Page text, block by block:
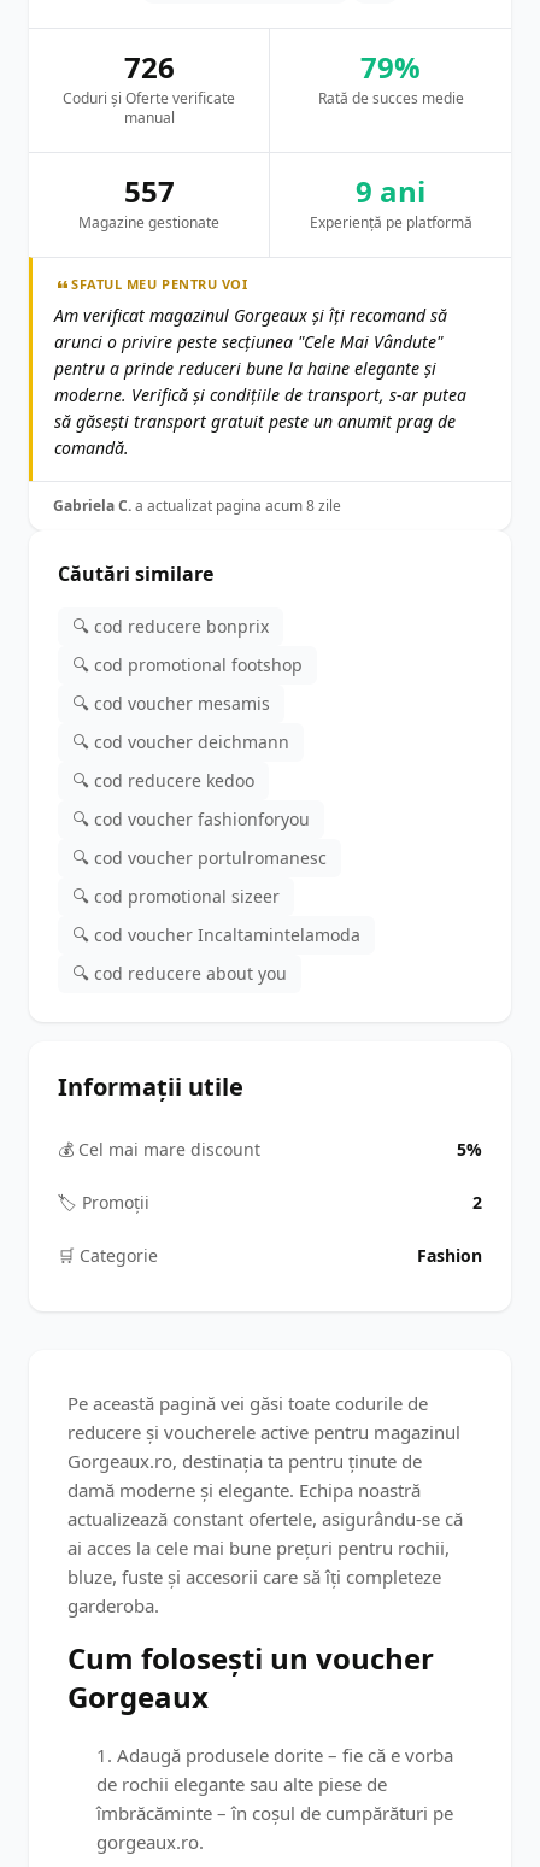
726
Coduri și Oferte verificate
manual
79%
Rată de succes medie
557
Magazine gestionate
9 ani
Experiență pe platformă
SFATUL MEU PENTRU VOI
Am verificat magazinul Gorgeaux și îți recomand să
arunci o privire peste secțiunea "Cele Mai Vândute"
pentru a prinde reduceri bune la haine elegante și
moderne. Verifică și condițiile de transport, s-ar putea
să găsești transport gratuit peste un anumit prag de
comandă.
Gabriela C.a actualizat pagina acum 8 zile
Căutări similare
🔍 cod reducere bonprix
🔍 cod promotional footshop
🔍 cod voucher mesamis
🔍 cod voucher deichmann
🔍 cod reducere kedoo
🔍 cod voucher fashionforyou
🔍 cod voucher portulromanesc
🔍 cod promotional sizeer
🔍 cod voucher Incaltamintelamoda
🔍 cod reducere about you
Informații utile
💰 Cel mai mare discount 5%
🏷️ Promoții 2
🛒️ Categorie Fashion
Pe această pagină vei găsi toate codurile de
reducere și voucherele active pentru magazinul
Gorgeaux.ro, destinația ta pentru ținute de
damă moderne și elegante. Echipa noastră
actualizează constant ofertele, asigurându-se că
ai acces la cele mai bune prețuri pentru rochii,
bluze, fuste și accesorii care să îți completeze
garderoba.
Cum folosești un voucher
Gorgeaux
Adaugă produsele dorite – fie că e vorba
de rochii elegante sau alte piese de
îmbrăcăminte – în coșul de cumpărături pe
gorgeaux.ro.